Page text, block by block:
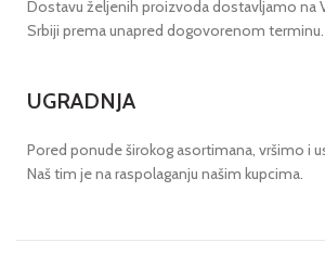
Dostavu željenih proizvoda dostavljamo na
Srbiji prema unapred dogovorenom terminu.
UGRADNJA
Pored ponude širokog asortimana, vršimo i
Naš tim je na raspolaganju našim kupcima.